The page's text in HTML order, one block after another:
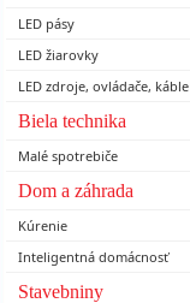
LED pásy
LED žiarovky
LED zdroje, ovládače, káble
Biela technika
Malé spotrebiče
Dom a záhrada
Kúrenie
Inteligentná domácnosť
Stavebniny